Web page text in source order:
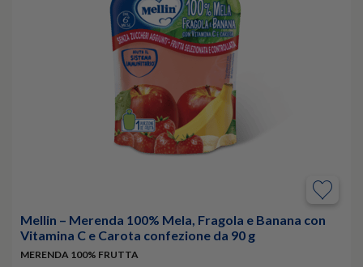
Mellin – Merenda 100% Mela, Fragola e Banana con
Vitamina C e Carota confezione da 90 g
MERENDA 100% FRUTTA